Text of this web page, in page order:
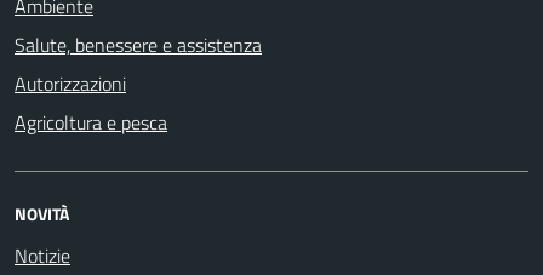
Ambiente
Salute, benessere e assistenza
Autorizzazioni
Agricoltura e pesca
NOVITÀ
Notizie